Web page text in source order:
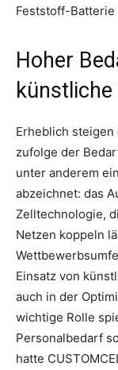
Feststoff-
Hoher
Erheblich
zufolge der
unter anderem
abzeichnet: das
Zelltechnologie,
Netzen koppeln
Einsatz von
auch in der
wichtige Rolle
Personalbedarf
hatte